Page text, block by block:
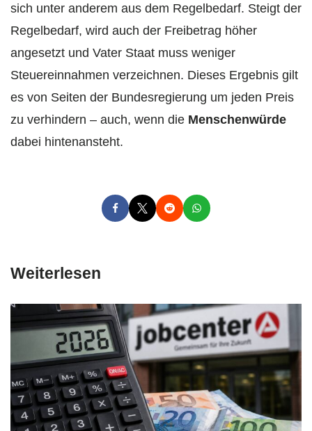
sich unter anderem aus dem Regelbedarf. Steigt der
Regelbedarf, wird auch der Freibetrag höher
angesetzt und Vater Staat muss weniger
Steuereinnahmen verzeichnen. Dieses Ergebnis gilt
es von Seiten der Bundesregierung um jeden Preis
zu verhindern – auch, wenn die Menschenwürde
dabei hintenansteht.
Weiterlesen